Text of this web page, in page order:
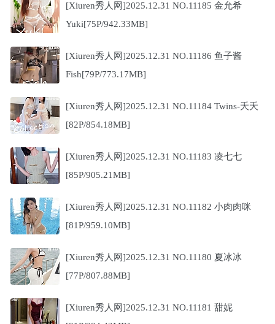
[Xiuren秀人网]2025.12.31 NO.11185 金允希
Yuki[75P/942.33MB]
[Xiuren秀人网]2025.12.31 NO.11186 鱼子酱
Fish[79P/773.17MB]
[Xiuren秀人网]2025.12.31 NO.11184 Twins-夭夭
[82P/854.18MB]
[Xiuren秀人网]2025.12.31 NO.11183 凌七七
[85P/905.21MB]
[Xiuren秀人网]2025.12.31 NO.11182 小肉肉咪
[81P/959.10MB]
[Xiuren秀人网]2025.12.31 NO.11180 夏冰冰
[77P/807.88MB]
[Xiuren秀人网]2025.12.31 NO.11181 甜妮